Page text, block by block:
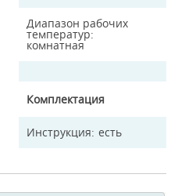
Диапазон рабочих
температур
комнатная
Комплектация
Инструкция есть